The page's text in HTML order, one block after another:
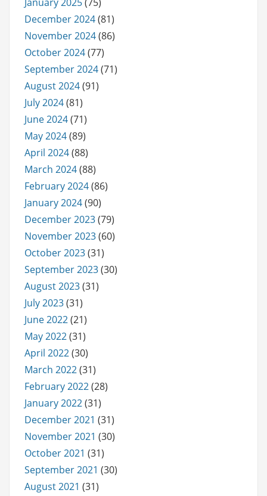
December 2024(81)
November 2024(86)
October 2024(77)
September 2024(71)
August 2024(91)
July 2024(81)
June 2024(71)
May 2024(89)
April 2024(88)
March 2024(88)
February 2024(86)
January 2024(90)
December 2023(79)
November 2023(60)
October 2023(31)
September 2023(30)
August 2023(31)
July 2023(31)
June 2022(21)
May 2022(31)
April 2022(30)
March 2022(31)
February 2022(28)
January 2022(31)
December 2021 (31)
November 2021 (30)
October 2021 (31)
September 2021 (30)
August 2021 (31)